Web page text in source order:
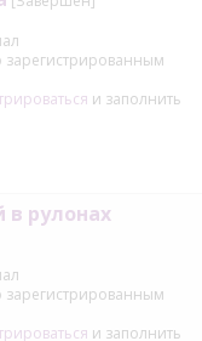
зарегистрированным
и заполнить
в рулонах
зарегистрированным
и заполнить